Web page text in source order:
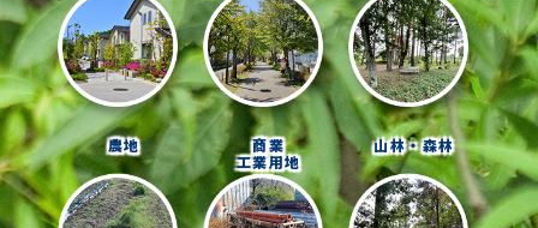
農地
商業
工業用地
山林・森林